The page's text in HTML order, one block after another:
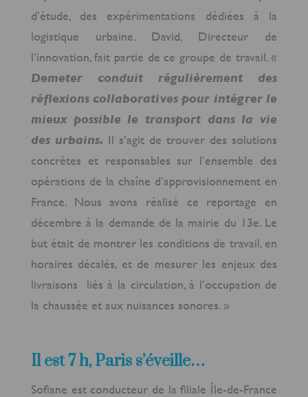
d’étude, des expérimentations dédiées à la
logistique urbaine. David, Directeur de
l’innovation, fait partie de ce groupe de travail. «
Demeter conduit régulièrement des
réflexions collaboratives pour intégrer le
mieux possible le transport dans la vie
des urbains. Il s’agit de trouver des solutions
concrètes et responsables sur l’ensemble des
opérations de la chaîne d’approvisionnement en
France. Nous avons réalisé ce reportage en
décembre à la demande de la mairie du 13e. Le
but était de montrer les conditions de travail, en
horaires décalés, et de mesurer les enjeux des
livraisons liés à la circulation, à l’occupation de
la chaussée et aux nuisances sonores. »
Il est 7 h, Paris s’éveille…
Sofiane est conducteur de la filiale Île-de-France